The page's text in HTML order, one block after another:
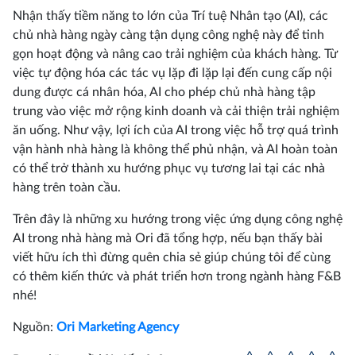
Nhận thấy tiềm năng to lớn của Trí tuệ Nhân tạo (AI), các
chủ nhà hàng ngày càng tận dụng công nghệ này để tinh
gọn hoạt động và nâng cao trải nghiệm của khách hàng. Từ
việc tự động hóa các tác vụ lặp đi lặp lại đến cung cấp nội
dung được cá nhân hóa, AI cho phép chủ nhà hàng tập
trung vào việc mở rộng kinh doanh và cải thiện trải nghiệm
ăn uống. Như vậy, lợi ích của AI trong việc hỗ trợ quá trình
vận hành nhà hàng là không thể phủ nhận, và AI hoàn toàn
có thể trở thành xu hướng phục vụ tương lai tại các nhà
hàng trên toàn cầu.
Trên đây là những xu hướng trong việc ứng dụng công nghệ
AI trong nhà hàng mà Ori đã tổng hợp, nếu bạn thấy bài
viết hữu ích thì đừng quên chia sẻ giúp chúng tôi để cùng
có thêm kiến thức và phát triển hơn trong ngành hàng F&B
nhé!
Nguồn: Ori Marketing Agency